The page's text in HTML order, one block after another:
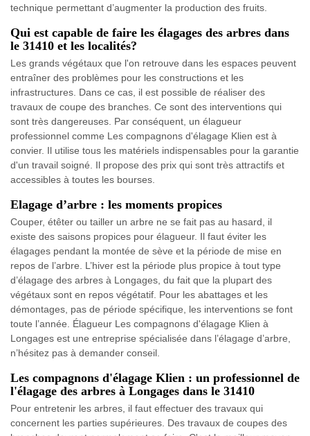
technique permettant d’augmenter la production des fruits.
Qui est capable de faire les élagages des arbres dans
le 31410 et les localités?
Les grands végétaux que l'on retrouve dans les espaces peuvent
entraîner des problèmes pour les constructions et les
infrastructures. Dans ce cas, il est possible de réaliser des
travaux de coupe des branches. Ce sont des interventions qui
sont très dangereuses. Par conséquent, un élagueur
professionnel comme Les compagnons d'élagage Klien est à
convier. Il utilise tous les matériels indispensables pour la garantie
d'un travail soigné. Il propose des prix qui sont très attractifs et
accessibles à toutes les bourses.
Elagage d’arbre : les moments propices
Couper, étêter ou tailler un arbre ne se fait pas au hasard, il
existe des saisons propices pour élagueur. Il faut éviter les
élagages pendant la montée de sève et la période de mise en
repos de l’arbre. L’hiver est la période plus propice à tout type
d’élagage des arbres à Longages, du fait que la plupart des
végétaux sont en repos végétatif. Pour les abattages et les
démontages, pas de période spécifique, les interventions se font
toute l’année. Élagueur Les compagnons d'élagage Klien à
Longages est une entreprise spécialisée dans l’élagage d’arbre,
n’hésitez pas à demander conseil.
Les compagnons d'élagage Klien : un professionnel de
l'élagage des arbres à Longages dans le 31410
Pour entretenir les arbres, il faut effectuer des travaux qui
concernent les parties supérieures. Des travaux de coupes des